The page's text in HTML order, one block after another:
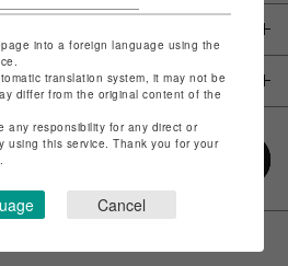
into a foreign language using the
translation system, it may not be
differ from the original content of the
any responsibility for any direct or
using this service. Thank you for your
Cancel